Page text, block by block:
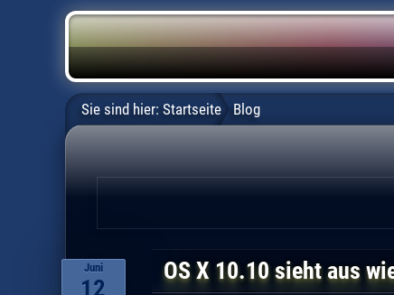
Sie sind hier: Startseite Blog
Juni
12
OS X 10.10 sieht aus